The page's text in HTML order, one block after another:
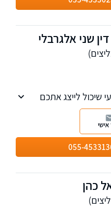
מנהליות.
שני אלגרבלי
שיכול לייצג אתכם
התמקדות בעבירות
יכול להבטיח את
עבור המקרה
בכל רחבי הארץ.
055-
אישי
כהן